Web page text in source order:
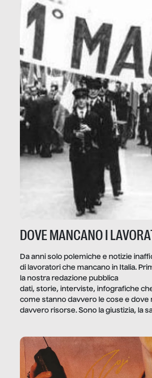
DOVE MANCANO I
Da anni solo polemiche e notizie
di lavoratori che mancano in Italia.
la nostra redazione pubblica
dati, storie, interviste, infografiche
come stanno davvero le cose e dove
davvero risorse. Sono la giustizia, la